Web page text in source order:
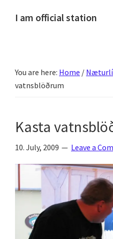
I am official station
fréttir
af
annað
skemmtilegt
:)
You are here: Home /
vatnsblöðrum
Kasta
10. July, 2009 Leave a